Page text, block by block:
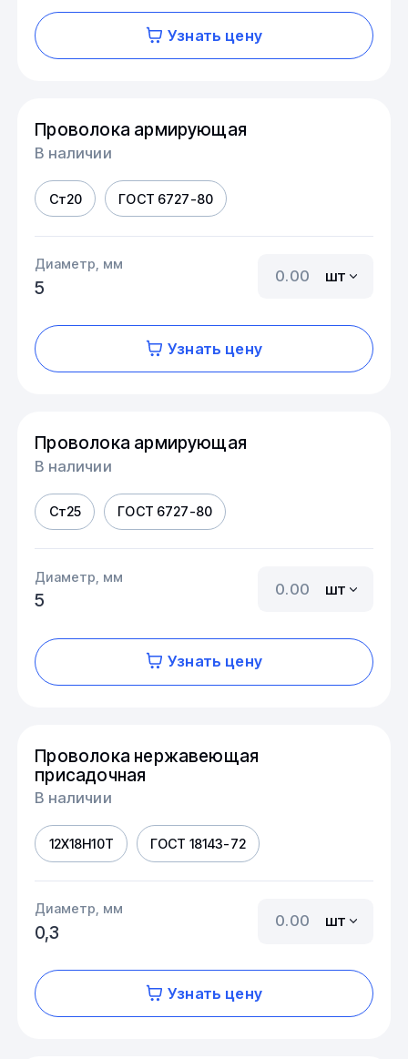
Узнать цену
Проволока армирующая
В наличии
Ст20 ГОСТ 6727-80
Диаметр, мм
5
шт
Узнать цену
Проволока армирующая
В наличии
Ст25 ГОСТ 6727-80
Диаметр, мм
5
шт
Узнать цену
Проволока нержавеющая
присадочная
В наличии
12Х18Н10Т ГОСТ 18143-72
Диаметр, мм
0,3
шт
Узнать цену